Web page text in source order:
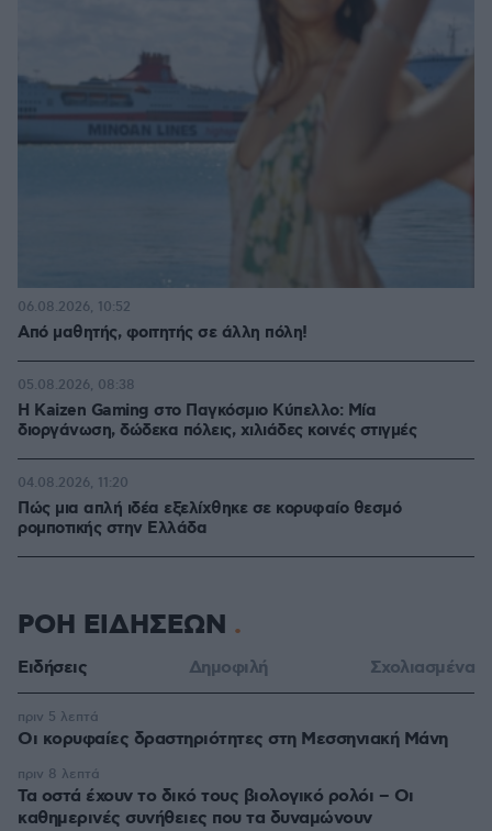
Από μαθητής, φοιτητής σε άλλη πόλη!
06.08.2026, 10:52
H Kaizen Gaming στο Παγκόσμιο Kύπελλο: Μία
διοργάνωση, δώδεκα πόλεις, χιλιάδες κοινές στιγμές
05.08.2026, 08:38
Πώς μια απλή ιδέα εξελίχθηκε σε κορυφαίο θεσμό
ρομποτικής στην Ελλάδα
04.08.2026, 11:20
ΡΟΗ ΕΙΔΗΣΕΩΝ
Ειδήσεις Δημοφιλή Σχολιασμένα
Οι κορυφαίες δραστηριότητες στη Μεσσηνιακή Μάνη
πριν 5 λεπτά
Τα οστά έχουν το δικό τους βιολογικό ρολόι – Οι
καθημερινές συνήθειες που τα δυναμώνουν
πριν 8 λεπτά